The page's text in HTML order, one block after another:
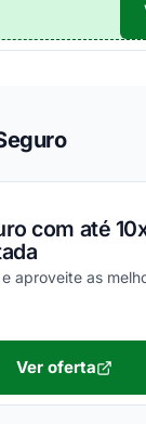
com até
Ver oferta